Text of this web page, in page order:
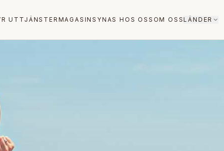
UT TJÄNSTER MAGASINSYNAS HOS OSS OM OSSLÄNDER